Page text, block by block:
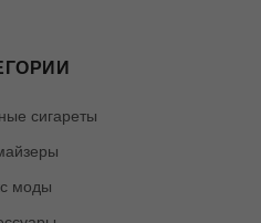
сигареты
моды